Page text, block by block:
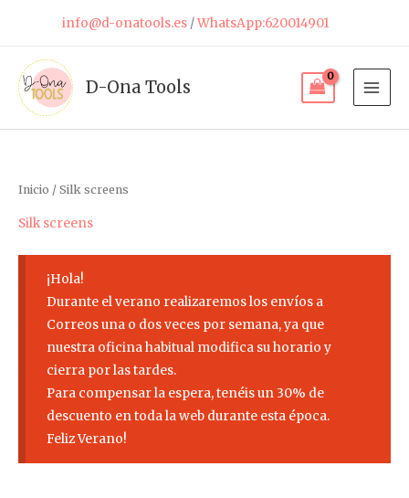
contenido
info@d-onatools.es/WhatsApp:620014901
D-Ona Tools
Inicio / Silk screens
Silk screens
¡Hola!
Durante el verano realizaremos los envíos a
Correos una o dos veces por semana, ya que
nuestra oficina habitual modifica su horario y
cierra por las tardes.
Para compensar la espera, tenéis un 30% de
descuento en toda la web durante esta época.
Feliz Verano!